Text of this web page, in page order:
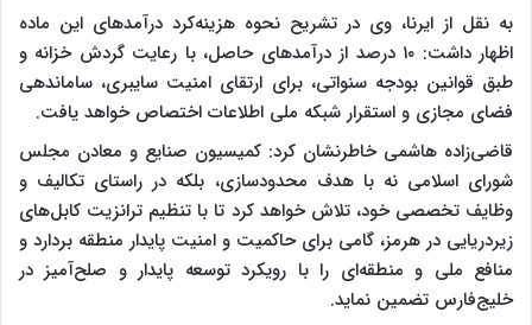
به نقل از ایرنا، وی در تشریح نحوه هزینه‌کرد درآمدهای این ماده
اظهار داشت: ۱۰ درصد از درآمدهای حاصل، با رعایت گردش خزانه و
طبق قوانین بودجه سنواتی، برای ارتقای امنیت سایبری، ساماندهی
فضای مجازی و استقرار شبکه ملی اطلاعات اختصاص خواهد یافت.
قاضی‌زاده هاشمی خاطرنشان کرد: کمیسیون صنایع و معادن مجلس
شورای اسلامی نه با هدف محدودسازی، بلکه در راستای تکالیف و
وظایف تخصصی خود، تلاش خواهد کرد تا با تنظیم ترانزیت کابل‌های
زیردریایی در هرمز، گامی برای حاکمیت و امنیت پایدار منطقه بردارد و
منافع ملی و منطقه‌ای را با رویکرد توسعه پایدار و صلح‌آمیز در
خلیج‌فارس تضمین نماید.